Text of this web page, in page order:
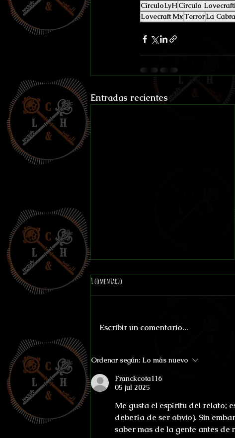
CírculoLyHCírculo
Lovecraft MxTerrorLa
Entradas recientes
Chinguen a su madre los dos
1 comentario
Escribir un comentario...
Ordenar según: Lo más nuevo
Franckcota116
05 jul 2025
Me gusta el espíritu del relato;
debería de ser obvio). Sin
saber mas de la gente antes